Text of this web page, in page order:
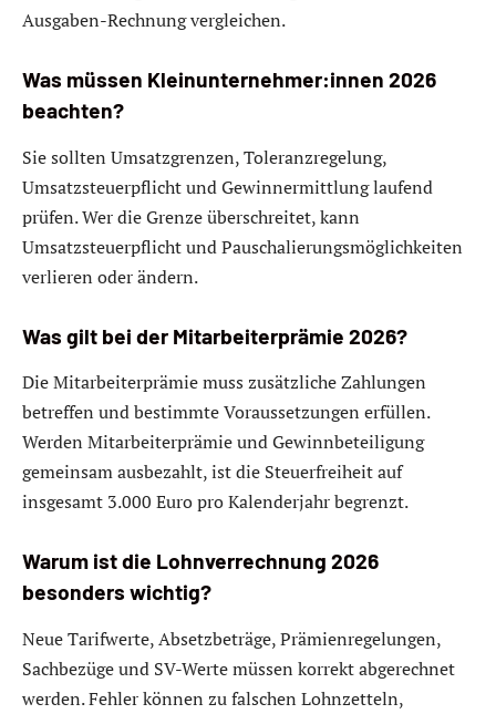
Ausgaben-Rechnung vergleichen.
Was müssen Kleinunternehmer:innen 2026
beachten?
Sie sollten Umsatzgrenzen, Toleranzregelung,
Umsatzsteuerpflicht und Gewinnermittlung laufend
prüfen. Wer die Grenze überschreitet, kann
Umsatzsteuerpflicht und Pauschalierungsmöglichkeiten
verlieren oder ändern.
Was gilt bei der Mitarbeiterprämie 2026?
Die Mitarbeiterprämie muss zusätzliche Zahlungen
betreffen und bestimmte Voraussetzungen erfüllen.
Werden Mitarbeiterprämie und Gewinnbeteiligung
gemeinsam ausbezahlt, ist die Steuerfreiheit auf
insgesamt 3.000 Euro pro Kalenderjahr begrenzt.
Warum ist die Lohnverrechnung 2026
besonders wichtig?
Neue Tarifwerte, Absetzbeträge, Prämienregelungen,
Sachbezüge und SV-Werte müssen korrekt abgerechnet
werden. Fehler können zu falschen Lohnzetteln,